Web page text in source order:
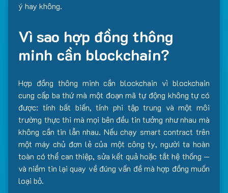
ý hay không.
Vì sao hợp đồng thông
minh cần blockchain?
Hợp đồng thông minh cần blockchain vì blockchain
cung cấp ba thứ mà một đoạn mã tự động không tự có
được: tính bất biến, tính phi tập trung và một môi
trường thực thi mà mọi bên đều tin tưởng như nhau mà
không cần tin lẫn nhau. Nếu chạy smart contract trên
một máy chủ đơn lẻ của một công ty, người ta hoàn
toàn có thể can thiệp, sửa kết quả hoặc tắt hệ thống —
và niềm tin lại quay về đúng vấn đề mà hợp đồng muốn
loại bỏ.